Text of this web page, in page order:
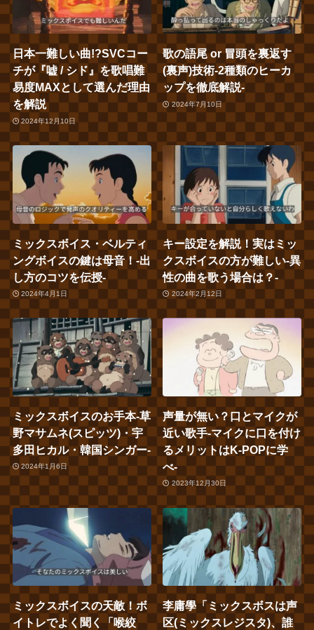
日本一難しい曲!?SVCコー
チが『嘘 / シド』を歌唱難
易度MAXとして選んだ理由
を解説
2024年12月10日
歌の語尾 or 冒頭を裏返す
(裏声)技術‐2種類のヒーカ
ップを徹底解説‐
2024年7月10日
ミックスボイス・ベルティ
ングボイスの鍵は母音！‐出
し方のコツを伝授‐
2024年4月1日
キー設定を解説！実はミッ
クスボイスの方が難しい‐異
性の曲を歌う場合は？‐
2024年2月12日
ミックスボイスのお手本‐草
野マサムネ(スピッツ)・宇
多田ヒカル・韓国シンガー‐
2024年1月6日
声量が無い？口とマイクが
近い歌手‐マイクに口を付け
るメリットはK-POPに学
べ‐
2023年12月30日
ミックスボイスの天敵！ボ
イトレでよく聞く「喉絞
李庸學「ミックスボスは声
区(ミックスレジスタ)、誰